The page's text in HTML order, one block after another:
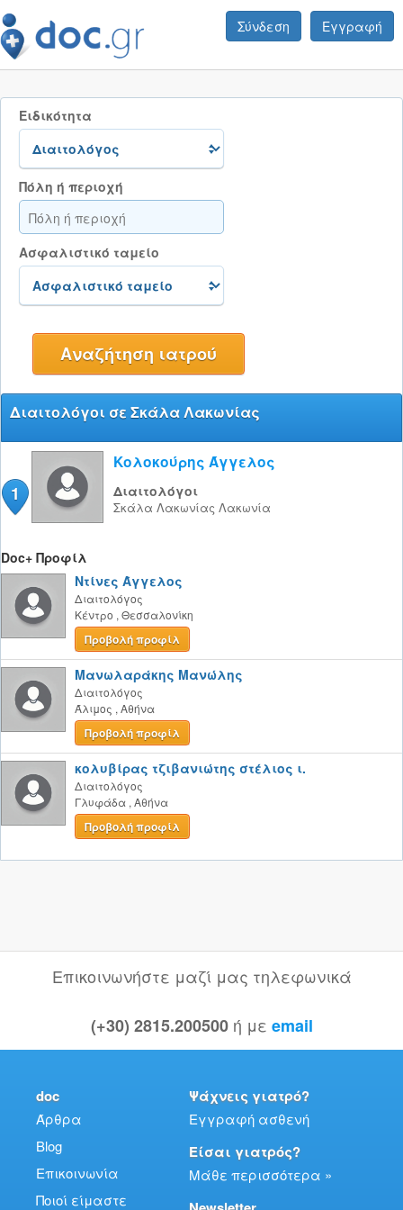
Σύνδεση Εγγραφή
Ειδικότητα
Πόλη ή περιοχή
Ασφαλιστικό ταμείο
Διαιτολόγοι σε Σκάλα Λακωνίας
1
Κολοκούρης Άγγελος
Διαιτολόγοι
Σκάλα Λακωνίας Λακωνία
Doc+ Προφίλ
Ντίνες Άγγελος
Διαιτολόγος
Κέντρο , Θεσσαλονίκη
Προβολή προφίλ
Μανωλαράκης Μανώλης
Διαιτολόγος
Άλιμος , Αθήνα
Προβολή προφίλ
κολυβίρας τζιβανιώτης στέλιος ι.
Διαιτολόγος
Γλυφάδα , Αθήνα
Προβολή προφίλ
Επικοινωνήστε μαζί μας τηλεφωνικά
(+30) 2815.200500 ή με email
doc
Άρθρα
Blog
Επικοινωνία
Ποιοί είμαστε
Ψάχνεις γιατρό?
Εγγραφή ασθενή
Είσαι γιατρός?
Μάθε περισσότερα »